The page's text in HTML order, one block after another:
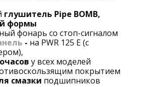
глушитель Pipe BOMB,
формы
фонарь со стоп-сигналом
- на PWR 125 E (с
у всех моделей
покрытием
смазки подшипников